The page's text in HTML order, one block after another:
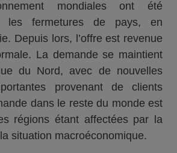
mondiales ont été
les fermetures de pays, en
Depuis lors, l’offre est revenue
La demande se maintient
du Nord, avec de nouvelles
provenant de clients
dans le reste du monde est
régions étant affectées par la
situation macroéconomique.